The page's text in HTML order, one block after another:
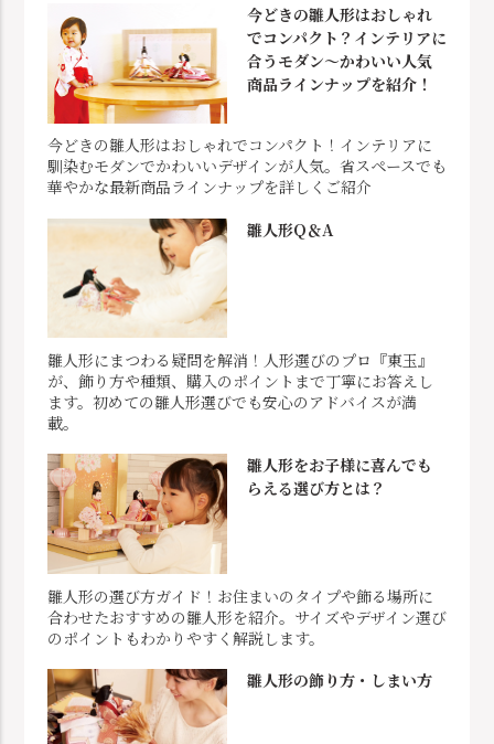
今どきの雛人形はおしゃれ
でコンパクト？インテリアに
合うモダン～かわいい人気
商品ラインナップを紹介！
今どきの雛人形はおしゃれでコンパクト！インテリアに
馴染むモダンでかわいいデザインが人気。省スペースでも
華やかな最新商品ラインナップを詳しくご紹介
雛人形Q＆A
雛人形にまつわる疑問を解消！人形選びのプロ『東玉』
が、飾り方や種類、購入のポイントまで丁寧にお答えし
ます。初めての雛人形選びでも安心のアドバイスが満
載。
雛人形をお子様に喜んでも
らえる選び方とは？
雛人形の選び方ガイド！お住まいのタイプや飾る場所に
合わせたおすすめの雛人形を紹介。サイズやデザイン選び
のポイントもわかりやすく解説します。
雛人形の飾り方・しまい方